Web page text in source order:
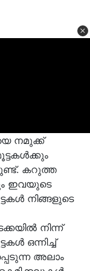
നമുക്ക്
കറുത്ത
ഇവയുടെ
നിങ്ങളുടെ
നിന്ന്
ഒന്നിച്ച്
അലാം